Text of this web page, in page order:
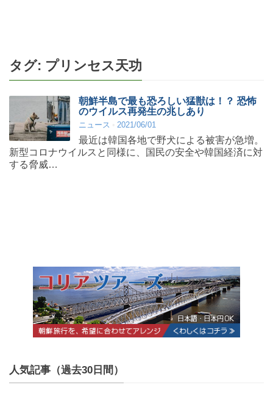
タグ: プリンセス天功
朝鮮半島で最も恐ろしい猛獣は！？ 恐怖
のウイルス再発生の兆しあり
ニュース 2021/06/01
最近は韓国各地で野犬による被害が急増。
新型コロナウイルスと同様に、国民の安全や韓国経済に対
する脅威…
人気記事（過去30日間）